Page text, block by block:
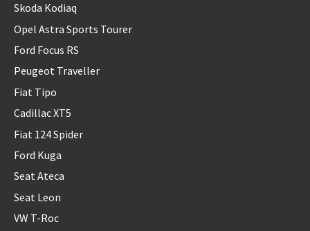
Skoda Kodiaq
Opel Astra Sports Tourer
Ford Focus RS
Peugeot Traveller
Fiat Tipo
Cadillac XT5
Fiat 124 Spider
Ford Kuga
Seat Ateca
Seat Leon
VW T-Roc